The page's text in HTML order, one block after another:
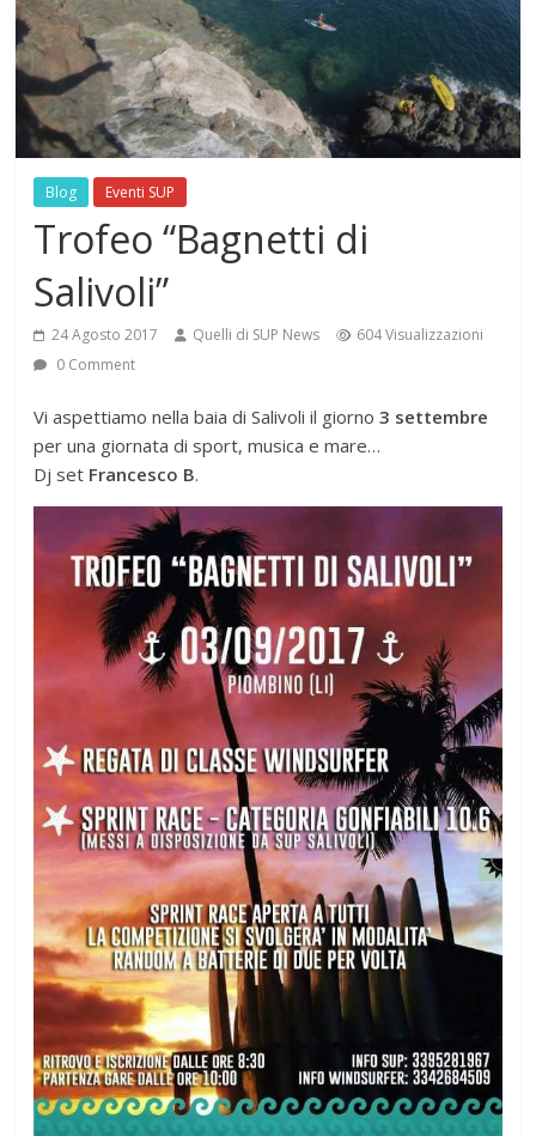
Blog Eventi SUP
Trofeo “Bagnetti di
Salivoli”
24 Agosto 2017 Quelli di SUP News
604 Visualizzazioni
0 Comment
Vi aspettiamo nella baia di Salivoli il giorno3 settembre
per una giornata di sport, musica e mare…
Dj set Francesco B.